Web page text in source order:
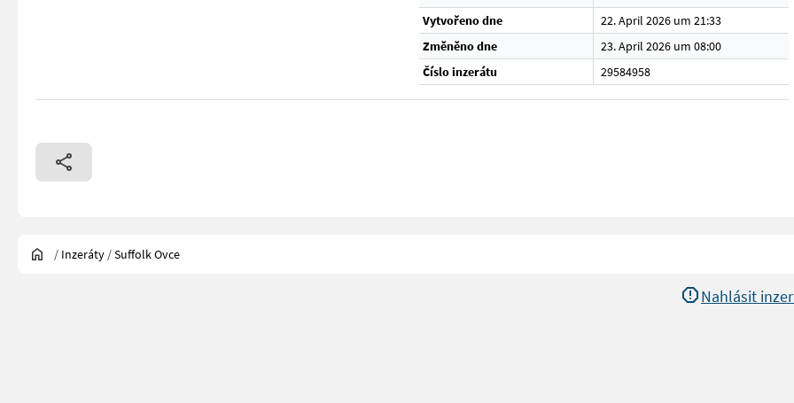
Vytvořeno dne
22. April 2026 um 21:33
Změněno dne
23. April 2026 um 08:00
Číslo inzerátu
29584958
/ Inzeráty /Suffolk Ovce
Nahlásit